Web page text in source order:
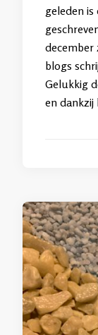
geleden
december
blogs
Gelukkig
en dankzij